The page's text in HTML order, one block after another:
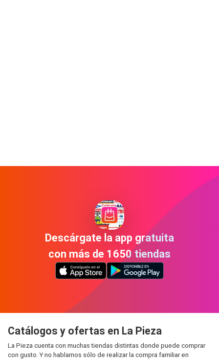
Descárgate la app gratuita
con más de 1650 tiendas
Catálogos y ofertas en La Pieza
La Pieza cuenta con muchas tiendas distintas donde puede comprar
con gusto. Y no hablamos sólo de realizar la compra familiar en